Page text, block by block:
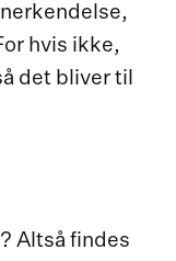
hvis ikke,
det bliver til
Altså findes